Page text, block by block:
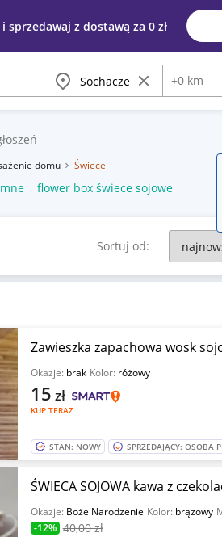
sprzedawaj z dostawą za 0 zł
Miasto Wyczyść frazę
Odległość
+0 km
domu Świece
flower box świece sojowe
Sortuj od:
Zawieszka zapachowa wosk
Okazje: brak Kolor: różowy
KUP TERAZ
15 zł
STAN: NOWY SPRZEDAJĄCY: OSOBA
ŚWIECA SOJOWA kawa z
Okazje: Boże Narodzenie Kolor: brązowy
-12% 40,00 zł